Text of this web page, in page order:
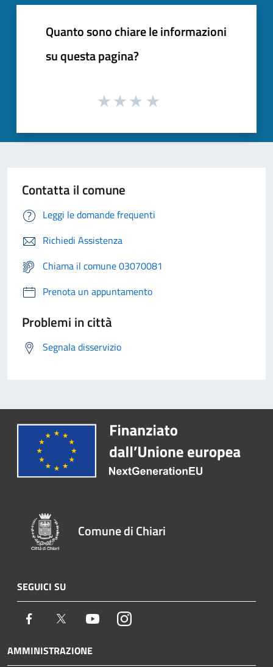
Quanto sono chiare le informazioni
su questa pagina?
Contatta il comune
Leggi le domande frequenti
Richiedi Assistenza
Chiama il comune 03070081
Prenota un appuntamento
Problemi in città
Segnala disservizio
Comune di Chiari
SEGUICI SU
Facebook Twitter YoutubeInstagram
AMMINISTRAZIONE